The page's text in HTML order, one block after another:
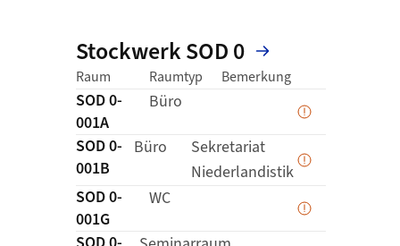
Stockwerk SOD 0
Raum Raumtyp Bemerkung
SOD 0-
001A
Büro
Daten
SOD 0-
001B
Büro
Sekretariat
Niederlandistik Daten
SOD 0-
001G
WC
Daten